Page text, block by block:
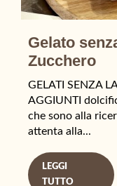
Gelato
Zucchero
GELATI SENZA
AGGIUNTI
che sono alla
attenta alla...
LEGGI
TUTTO